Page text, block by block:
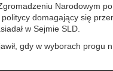
Narodowym
domagający się
w Sejmie SLD.
gdy w wyborach progu